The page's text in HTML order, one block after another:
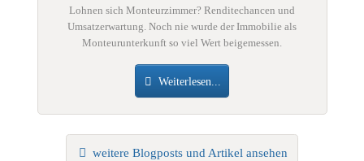
Lohnen sich Monteurzimmer? Renditechancen und
Umsatzerwartung. Noch nie wurde der Immobilie als
Monteurunterkunft so viel Wert beigemessen.
Weiterlesen...
weitere Blogposts und Artikel ansehen